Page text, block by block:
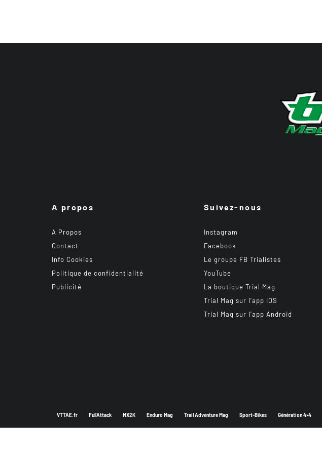
A propos
A Propos
Contact
Info Cookies
Politique de confidentialité
Publicité
Suivez-nous
Instagram
Facebook
Le groupe FB Trialistes
YouTube
La boutique Trial Mag
Trial Mag sur l’app IOS
Trial Mag sur l’app Android
VTTAE.fr FullAttack MX2K Enduro Mag Trail Adventure Mag Sport-Bikes Génération 4×4